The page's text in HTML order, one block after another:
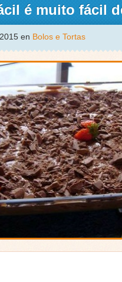
é muito fácil
en Bolos e Tortas